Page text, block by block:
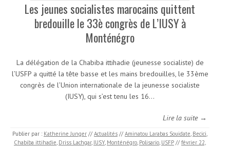
Les jeunes socialistes marocains quittent
bredouille le 33è congrès de L’IUSY à
Monténégro
La délégation de la Chabiba ittihadie (jeunesse socialiste) de
l’USFP a quitté la tête basse et les mains bredouilles, le 33ème
congrès de l’Union internationale de la jeunesse socialiste
(IUSY), qui s’est tenu les 16…
Lire la suite →
Publier par : Katherine Junger // Actualités // Aminatou Larabas Souidate, Becici,
Chabiba ittihadie, Driss Lachgar, IUSY, Monténégro, Polisario, USFP // février 22,